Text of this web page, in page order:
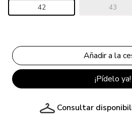
42 43
¡Pídelo ya!
Consultar